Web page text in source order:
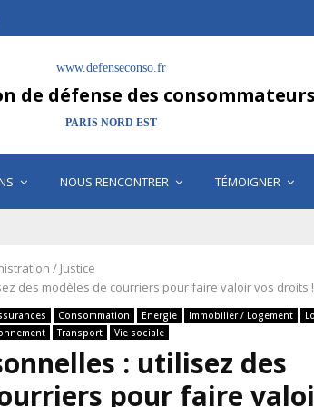
www.defenseconso.fr
de défense des consommateurs
PARIS NORD EST
NOUS RENCONTRER TÉMOIGNER
/ Justice
des modèles de courriers pour faire valoir vos droits !
Consommation Energie Immobilier / Logement
Transport Vie sociale
: utilisez des
pour faire